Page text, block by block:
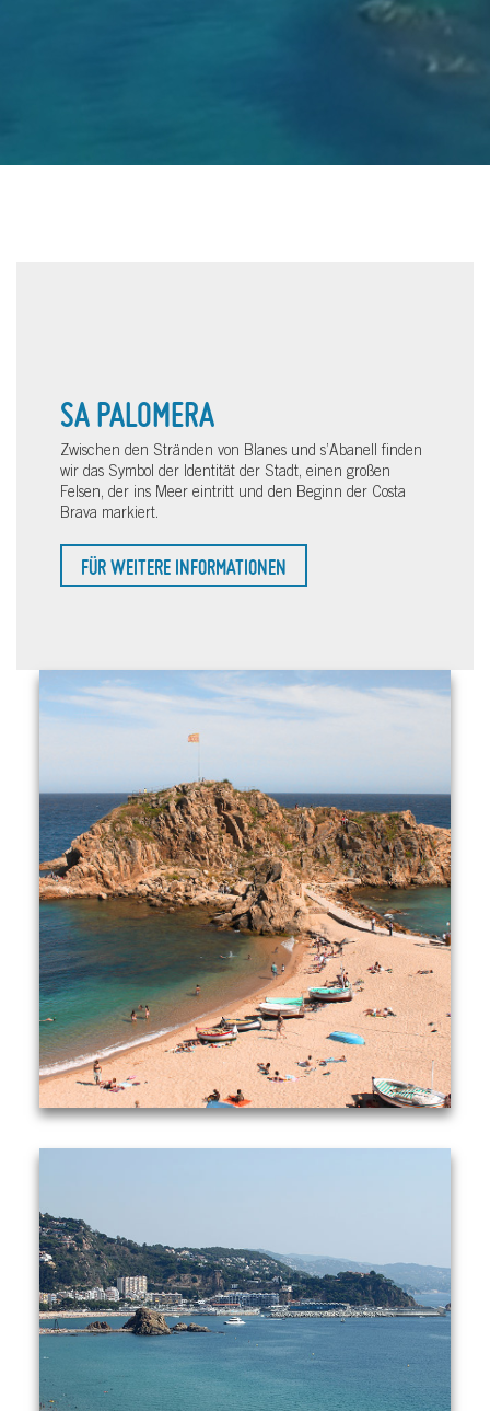
SA PALOMERA
Zwischen den Stränden von Blanes und s’Abanell finden
wir das Symbol der Identität der Stadt, einen großen
Felsen, der ins Meer eintritt und den Beginn der Costa
Brava markiert.
FÜR WEITERE INFORMATIONEN